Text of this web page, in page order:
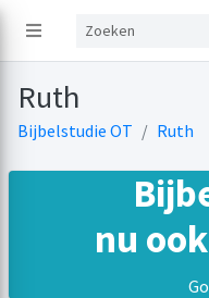
Ruth
Bijbelstudie OT Ruth
nu